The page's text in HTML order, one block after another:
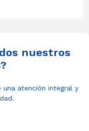
nuestros
atención integral y